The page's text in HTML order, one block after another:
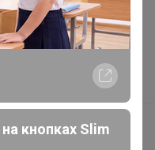
кнопках Slim